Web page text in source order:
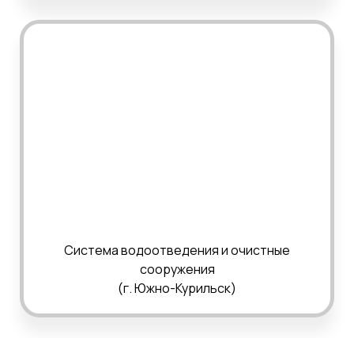
Система водоотведения и очистные
сооружения
(г. Южно-Курильск)